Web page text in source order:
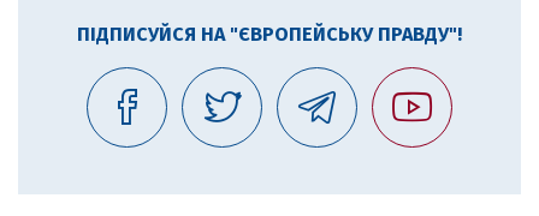
ПІДПИСУЙСЯ НА "ЄВРОПЕЙСЬКУ ПРАВДУ"!